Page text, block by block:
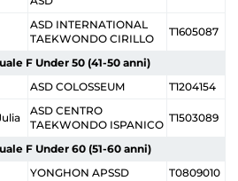
ASD INTERNATIONAL
TAEKWONDO CIRILLO
T1605087
F Under 50 (41-50 anni)
ASD COLOSSEUM T1204154
ASD CENTRO
TAEKWONDO ISPANICO
T1503089
F Under 60 (51-60 anni)
YONGHON APSSD
T0809010